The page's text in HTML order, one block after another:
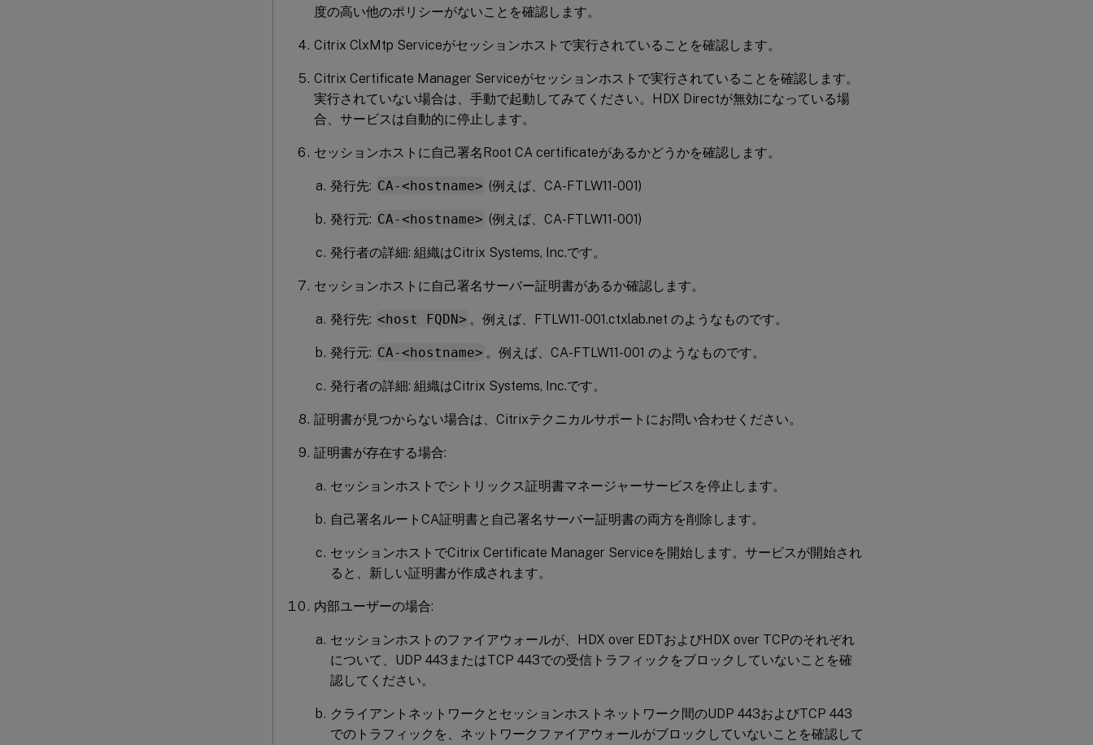
度の高い他のポリシーがないことを確認します。
Citrix ClxMtp Serviceがセッションホストで実行されていることを確認します。
Citrix Certificate Manager Serviceがセッションホストで実行されていることを確認します。
実行されていない場合は、手動で起動してみてください。HDX Directが無効になっている場
合、サービスは自動的に停止します。
セッションホストに自己署名Root CA certificateがあるかどうかを確認します。
発行先: CA-<hostname> (例えば、CA-FTLW11-001)
発行元: CA-<hostname> (例えば、CA-FTLW11-001)
発行者の詳細: 組織はCitrix Systems, Inc.です。
セッションホストに自己署名サーバー証明書があるか確認します。
発行先: <host FQDN> 。例えば、FTLW11-001.ctxlab.net のようなものです。
発行元: CA-<hostname> 。例えば、CA-FTLW11-001 のようなものです。
発行者の詳細: 組織はCitrix Systems, Inc.です。
証明書が見つからない場合は、Citrixテクニカルサポートにお問い合わせください。
証明書が存在する場合:
セッションホストでシトリックス証明書マネージャーサービスを停止します。
自己署名ルートCA証明書と自己署名サーバー証明書の両方を削除します。
セッションホストでCitrix Certificate Manager Serviceを開始します。サービスが開始され
ると、新しい証明書が作成されます。
内部ユーザーの場合:
セッションホストのファイアウォールが、HDX over EDTおよびHDX over TCPのそれぞれ
について、UDP 443またはTCP 443での受信トラフィックをブロックしていないことを確
認してください。
クライアントネットワークとセッションホストネットワーク間のUDP 443およびTCP 443
でのトラフィックを、ネットワークファイアウォールがブロックしていないことを確認して